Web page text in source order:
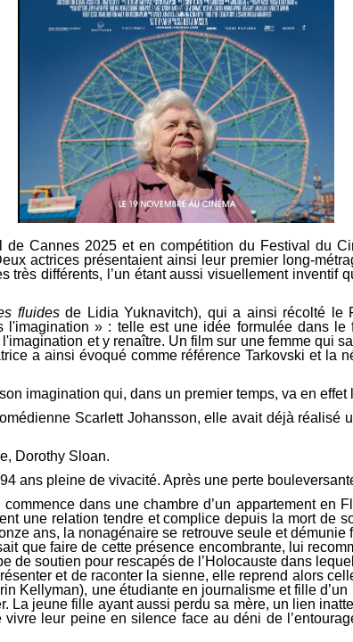
Cannes 2025 et en compétition du Festival du
actrices présentaient ainsi leur premier long-
très différents, l’un étant aussi visuellement inventif
fluidesde Lidia Yuknavitch), qui a ainsi récolté le
» : telle est une idée formulée dans
et y renaître. Un film sur une femme qui
a ainsi évoqué comme référence Tarkovski et la
imagination qui, dans un premier temps, va en effet
Scarlett Johansson, elle avait déjà réalisé
Dorothy Sloan.
ans pleine de vivacité. Après une perte
dans une chambre d’un appartement
une relation tendre et complice depuis la mort de
ans, la nonagénaire se retrouve seule et
que faire de cette présence encombrante, lui
de soutien pour rescapés de l’Holocauste dans
et de raconter la sienne, elle reprend alors
Kellyman), une étudiante en journalisme et fille
La jeune fille ayant aussi perdu sa mère, un lien
leur peine en silence face au déni de